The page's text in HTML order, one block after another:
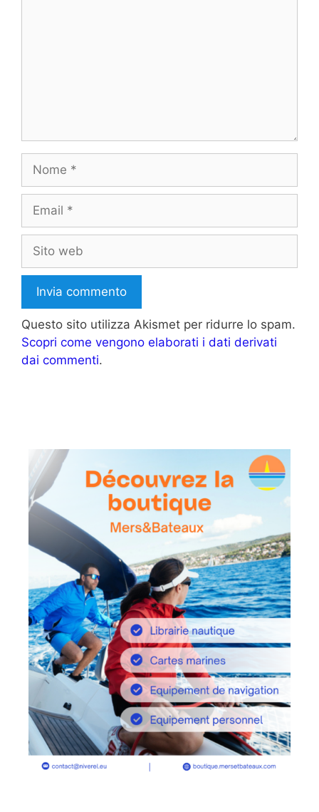
Nome
Email
Sito
web
Questo sito utilizza Akismet per ridurre lo spam.
Scopri come vengono elaborati i dati derivati
dai commenti.